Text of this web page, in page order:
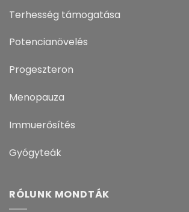
Terhesség támogatása
Potencianövelés
Progeszteron
Menopauza
Immuerősítés
Gyógyteák
RÓLUNK MONDTÁK